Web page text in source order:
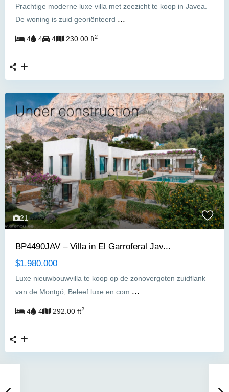
Prachtige moderne luxe villa met zeezicht te koop in Javea.
De woning is zuid georiënteerd ...
4 4 4 230.00 ft2
21
Villa
BP4490JAV – Villa in El Garroferal Jav...
$1.980.000
Luxe nieuwbouwvilla te koop op de zonovergoten zuidflank
van de Montgó, Beleef luxe en com ...
4 4 292.00 ft2